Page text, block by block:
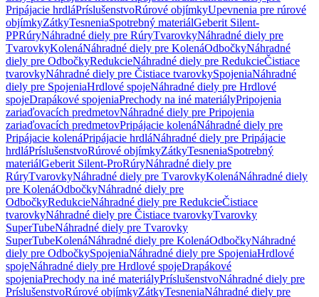
Pripájacie hrdláPríslušenstvoRúrové objímkyUpevnenia pre rúrové
objímkyZátkyTesneniaSpotrebný materiálGeberit Silent-
PPRúryNáhradné diely pre RúryTvarovkyNáhradné diely pre
TvarovkyKolenáNáhradné diely pre KolenáOdbočkyNáhradné
diely pre OdbočkyRedukcieNáhradné diely pre RedukcieČistiace
tvarovkyNáhradné diely pre Čistiace tvarovkySpojeniaNáhradné
diely pre SpojeniaHrdlové spojeNáhradné diely pre Hrdlové
spojeDrapákové spojeniaPrechody na iné materiályPripojenia
zariaďovacích predmetovNáhradné diely pre Pripojenia
zariaďovacích predmetovPripájacie kolenáNáhradné diely pre
Pripájacie kolenáPripájacie hrdláNáhradné diely pre Pripájacie
hrdláPríslušenstvoRúrové objímkyZátkyTesneniaSpotrebný
materiálGeberit Silent-ProRúryNáhradné diely pre
RúryTvarovkyNáhradné diely pre TvarovkyKolenáNáhradné diely
pre KolenáOdbočkyNáhradné diely pre
OdbočkyRedukcieNáhradné diely pre RedukcieČistiace
tvarovkyNáhradné diely pre Čistiace tvarovkyTvarovky
SuperTubeNáhradné diely pre Tvarovky
SuperTubeKolenáNáhradné diely pre KolenáOdbočkyNáhradné
diely pre OdbočkySpojeniaNáhradné diely pre SpojeniaHrdlové
spojeNáhradné diely pre Hrdlové spojeDrapákové
spojeniaPrechody na iné materiályPríslušenstvoNáhradné diely pre
PríslušenstvoRúrové objímkyZátkyTesneniaNáhradné diely pre